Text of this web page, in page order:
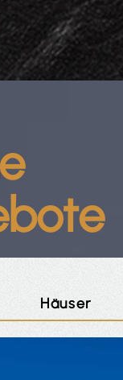
Häuser